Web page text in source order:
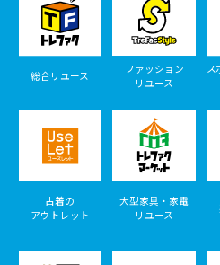
総合リユース
ファッション
リユース
ス
古着の
アウトレット
大型家具・家電
リユース